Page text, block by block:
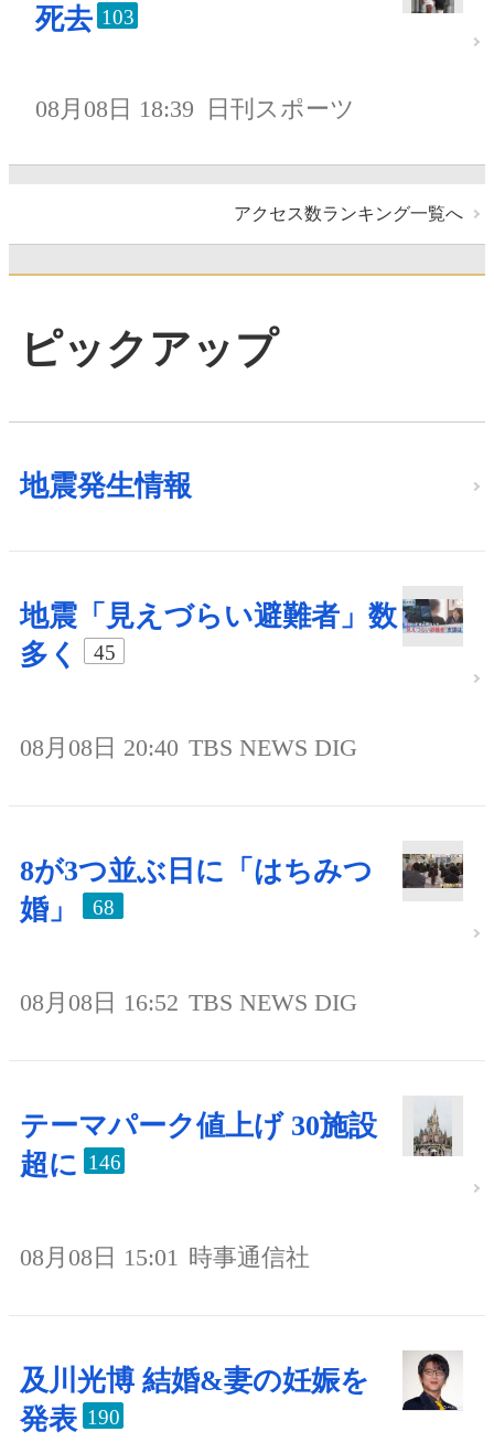
死去 103
08月08日 18:39 日刊スポーツ
アクセス数ランキング一覧へ
ピックアップ
地震発生情報
地震「見えづらい避難者」数
多く
45
08月08日 20:40 TBS NEWS DIG
8が3つ並ぶ日に「はちみつ
婚」
68
08月08日 16:52 TBS NEWS DIG
テーマパーク値上げ 30施設
超に 146
08月08日 15:01 時事通信社
及川光博 結婚&妻の妊娠を
発表 190